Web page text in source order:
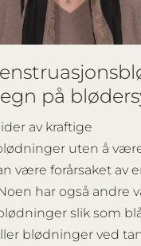
på
av kraftige
uten å
være forårsaket av
har også andre
slik som
blødninger ved